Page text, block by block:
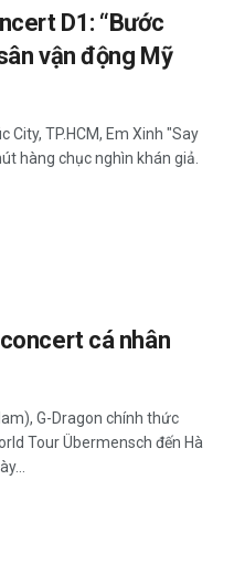
D1: “Bước
vận động Mỹ
TP.HCM, Em Xinh "Say
hàng chục nghìn khán giả.
cá nhân
G-Dragon chính thức
Tour Übermensch đến Hà